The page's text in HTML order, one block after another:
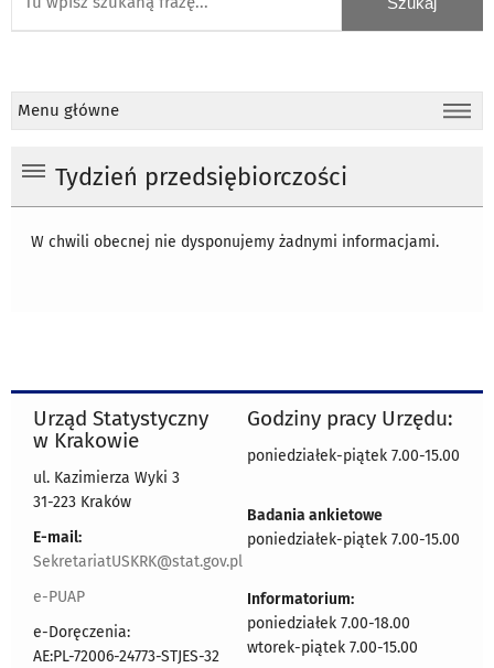
Menu główne
Tydzień przedsiębiorczości
W chwili obecnej nie dysponujemy żadnymi informacjami.
Urząd Statystyczny
w Krakowie
ul. Kazimierza Wyki 3
31-223 Kraków
E-mail:
SekretariatUSKRK@stat.gov.pl
e-PUAP
e-Doręczenia:
AE:PL-72006-24773-STJES-32
Godziny pracy Urzędu:
poniedziałek-piątek 7.00-15.00
Badania ankietowe
poniedziałek-piątek 7.00-15.00
Informatorium:
poniedziałek 7.00-18.00
wtorek-piątek 7.00-15.00